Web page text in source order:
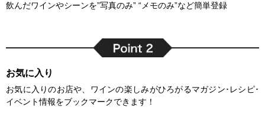
飲んだワインやシーンを”写真のみ” “メモのみ”など簡単登録
お気に入り
お気に入りのお店や、ワインの楽しみがひろがるマガジン･レシピ･
イベント情報をブックマークできます！